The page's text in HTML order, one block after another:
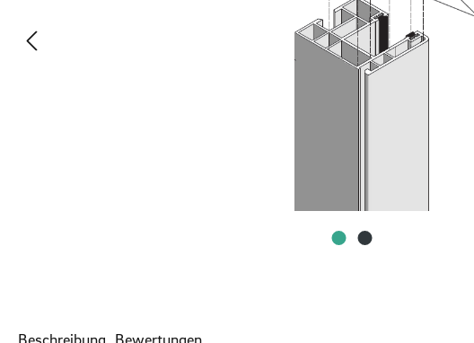
Beschreibung Bewertungen